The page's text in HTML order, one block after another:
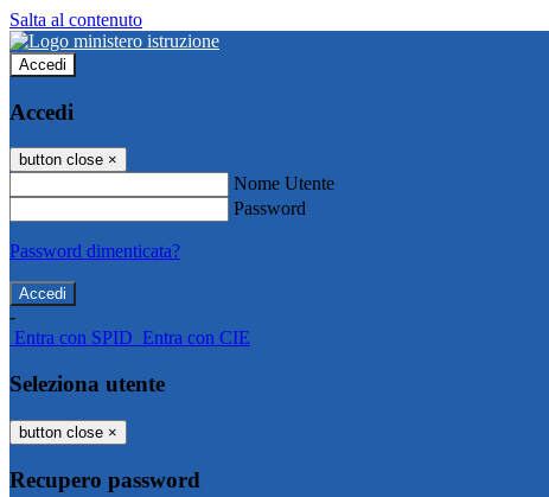
Salta al contenuto
Accedi
Accedi
button close ×
Nome Utente
Password
Password dimenticata?
-
Entra con SPID Entra con CIE
Seleziona utente
button close ×
Recupero password